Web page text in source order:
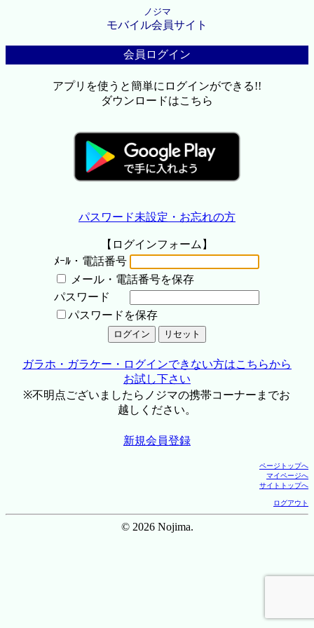
ノジマ
モバイル会員サイト
会員ログイン
アプリを使うと簡単にログインができる!!
ダウンロードはこちら
パスワード未設定・お忘れの方
【ログインフォーム】
ﾒｰﾙ・電話番号
メール・電話番号を保存
パスワード
パスワードを保存
ガラホ・ガラケー・ログインできない方はこちらから
お試し下さい
※不明点ございましたらノジマの携帯コーナーまでお
越しください。
新規会員登録
ページトップへ
マイページへ
サイトトップへ
ログアウト
© 2026 Nojima.